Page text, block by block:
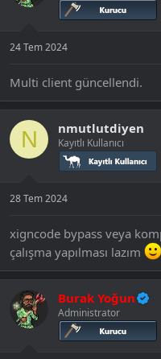
24 Tem 2024
Multi client güncellendi.
N nmutlutdiyen
Kayıtlı Kullanıcı
28 Tem 2024
xigncode bypass veya
çalışma yapılması lazım
Burak Yoğun
Administrator